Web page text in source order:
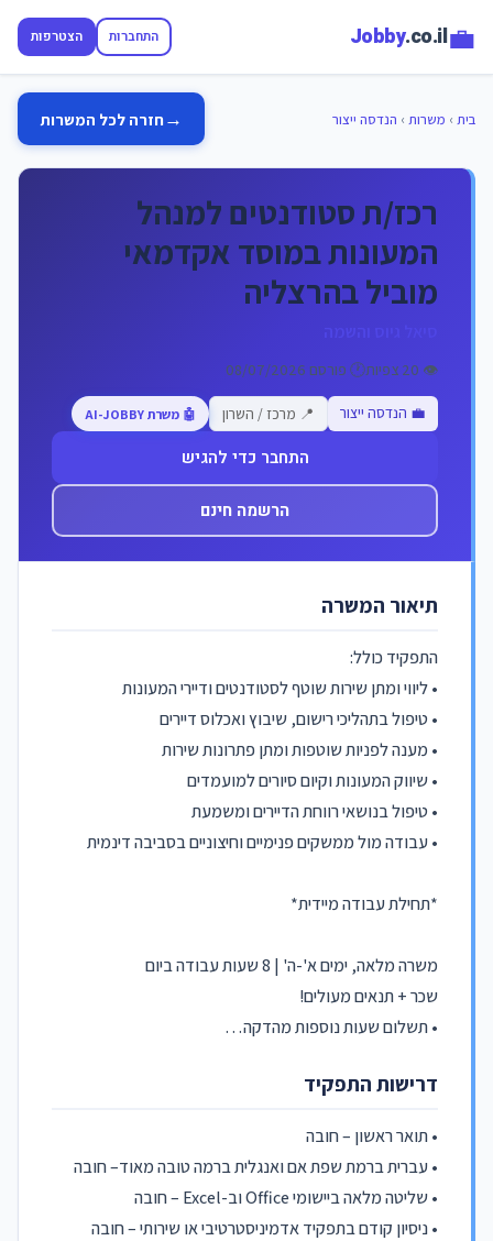
💼
Jobby.co.il התחברות הצטרפות
בית › משרות › הנדסה ייצור →חזרה לכל המשרות
רכז/ת סטודנטים למנהל
המעונות במוסד אקדמאי
מוביל בהרצליה
סיאל גיוס והשמה
👁️ 20 צפיות 🕐 פורסם 08/07/2026
💼 הנדסה ייצור 📍 מרכז / השרון 🤖 משרת AI-JOBBY
התחבר כדי להגיש
הרשמה חינם
תיאור המשרה
התפקיד כולל:
• ליווי ומתן שירות שוטף לסטודנטים ודיירי המעונות
• טיפול בתהליכי רישום, שיבוץ ואכלוס דיירים
• מענה לפניות שוטפות ומתן פתרונות שירות
• שיווק המעונות וקיום סיורים למועמדים
• טיפול בנושאי רווחת הדיירים ומשמעת
• עבודה מול ממשקים פנימיים וחיצוניים בסביבה דינמית
*תחילת עבודה מיידית*
משרה מלאה, ימים א'-ה' | 8 שעות עבודה ביום
שכר + תנאים מעולים!
• תשלום שעות נוספות מהדקה…
דרישות התפקיד
• תואר ראשון – חובה
• עברית ברמת שפת אם ואנגלית ברמה טובה מאוד– חובה
• שליטה מלאה ביישומי Office וב-Excel – חובה
• ניסיון קודם בתפקיד אדמיניסטרטיבי או שירותי – חובה